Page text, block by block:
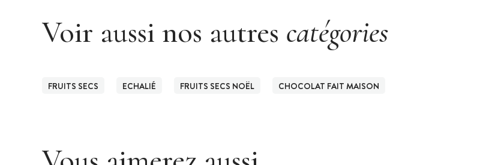
Voir aussi nos autres catégories
FRUITS SECS ECHALIÉ FRUITS SECS NOËL CHOCOLAT FAIT MAISON